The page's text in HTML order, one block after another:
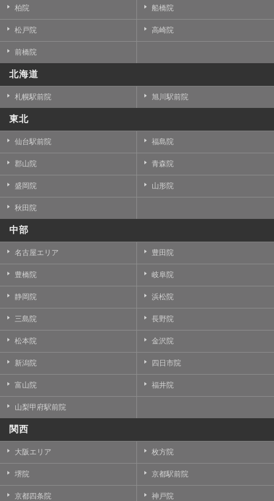
柏院 船橋院
松戸院 高崎院
前橋院
北海道
札幌駅前院 旭川駅前院
東北
仙台駅前院 福島院
郡山院 青森院
盛岡院 山形院
秋田院
中部
名古屋エリア 豊田院
豊橋院 岐阜院
静岡院 浜松院
三島院 長野院
松本院 金沢院
新潟院 四日市院
富山院 福井院
山梨甲府駅前院
関西
大阪エリア 枚方院
堺院 京都駅前院
京都四条院 神戸院